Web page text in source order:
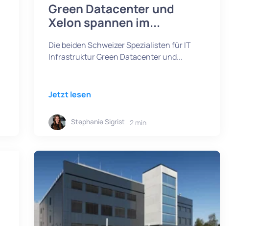
Green Datacenter und
Xelon spannen im...
Die beiden Schweizer Spezialisten für IT
Infrastruktur Green Datacenter und...
Jetzt lesen
Stephanie Sigrist 2 min